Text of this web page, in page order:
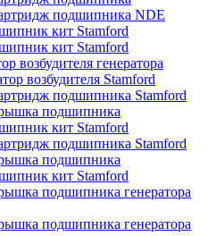
подшипника NDE
кит Stamford
кит Stamford
возбудителя генератора
возбудителя Stamford
подшипника Stamford
подшипника
кит Stamford
подшипника Stamford
подшипника
кит Stamford
подшипника генератора
подшипника генератора